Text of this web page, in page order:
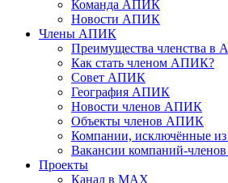
Команда АПИК
Новости АПИК
Члены АПИК
Преимущества членства
Как стать членом АПИК?
Совет АПИК
География АПИК
Новости членов АПИК
Объекты членов АПИК
Компании, исключённые
Вакансии компаний-
Проекты
Канал в MAX